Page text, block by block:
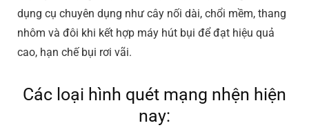
dụng cụ chuyên dụng như cây nối dài, chổi mềm, thang
nhôm và đôi khi kết hợp máy hút bụi để đạt hiệu quả
cao, hạn chế bụi rơi vãi.
Các loại hình quét mạng nhện hiện
nay: